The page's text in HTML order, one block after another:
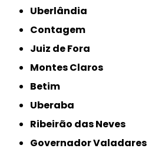
Uberlândia
Contagem
Juiz de Fora
Montes Claros
Betim
Uberaba
Ribeirão das Neves
Governador Valadares